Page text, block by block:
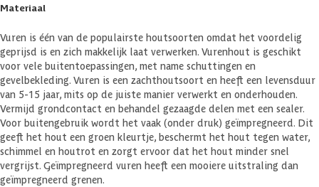
Materiaal
Vuren is één van de populairste houtsoorten omdat het voordelig
geprijsd is en zich makkelijk laat verwerken. Vurenhout is geschikt
voor vele buitentoepassingen, met name schuttingen en
gevelbekleding. Vuren is een zachthoutsoort en heeft een levensduur
van 5-15 jaar, mits op de juiste manier verwerkt en onderhouden.
Vermijd grondcontact en behandel gezaagde delen met een sealer.
Voor buitengebruik wordt het vaak (onder druk) geïmpregneerd. Dit
geeft het hout een groen kleurtje, beschermt het hout tegen water,
schimmel en houtrot en zorgt ervoor dat het hout minder snel
vergrijst. Geïmpregneerd vuren heeft een mooiere uitstraling dan
geïmpregneerd grenen.